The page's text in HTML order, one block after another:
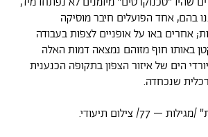
בהם, אחד הפועלים חיבר מוסיקה
אחרים באו על אופניים לצפות בעבודה
באותו חוף מזוהם נמצאה דמות האלה
הים של איזור הצפון בתקופה הכנענית
שנכחדה.
צילום תיעודי.